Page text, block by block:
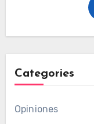
Categories
Opiniones